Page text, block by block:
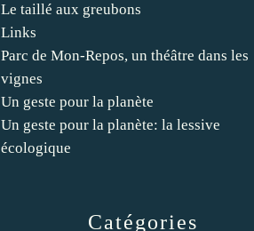
Catégories
Le taillé aux greubons
Links
Parc de Mon-Repos, un théâtre dans les
vignes
Un geste pour la planète
Un geste pour la planète: la lessive
écologique